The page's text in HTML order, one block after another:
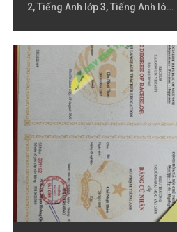
2, Tiếng Anh lớp 3, Tiếng Anh lóp